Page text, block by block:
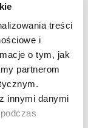
treści
i
o tym, jak
partnerom
innymi danymi